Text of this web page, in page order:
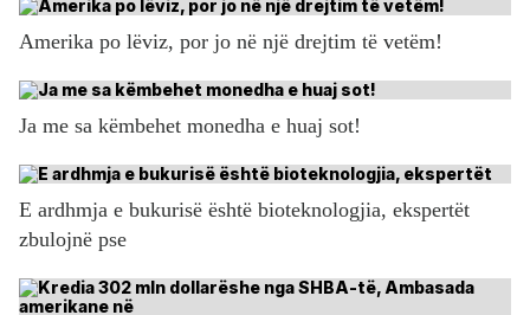
Amerika po lëviz, por jo në një drejtim të vetëm!
Ja me sa këmbehet monedha e huaj sot!
E ardhmja e bukurisë është bioteknologjia, ekspertët
zbulojnë pse